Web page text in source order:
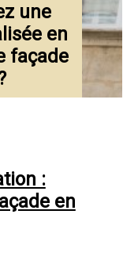
une
en
façade
:
en